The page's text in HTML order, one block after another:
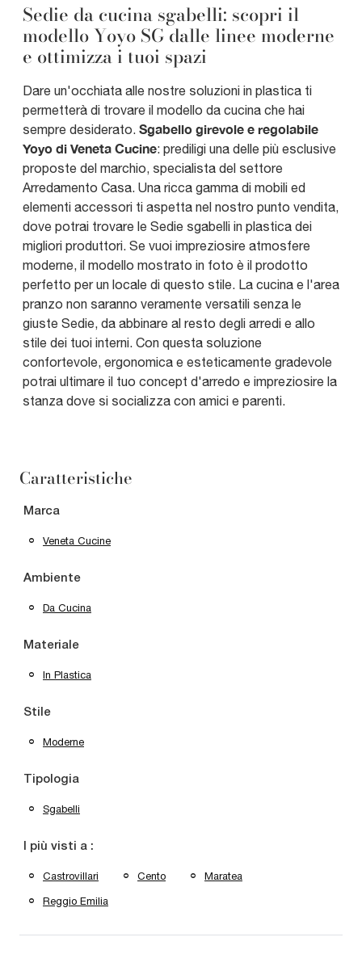
Sedie da cucina sgabelli: scopri il
modello Yoyo SG dalle linee moderne
e ottimizza i tuoi spazi
Dare un'occhiata alle nostre soluzioni in plastica ti
permetterà di trovare il modello da cucina che hai
sempre desiderato. Sgabello girevole e regolabile
Yoyo di Veneta Cucine: prediligi una delle più esclusive
proposte del marchio, specialista del settore
Arredamento Casa. Una ricca gamma di mobili ed
elementi accessori ti aspetta nel nostro punto vendita,
dove potrai trovare le Sedie sgabelli in plastica dei
migliori produttori. Se vuoi impreziosire atmosfere
moderne, il modello mostrato in foto è il prodotto
perfetto per un locale di questo stile. La cucina e l'area
pranzo non saranno veramente versatili senza le
giuste Sedie, da abbinare al resto degli arredi e allo
stile dei tuoi interni. Con questa soluzione
confortevole, ergonomica e esteticamente gradevole
potrai ultimare il tuo concept d'arredo e impreziosire la
stanza dove si socializza con amici e parenti.
Caratteristiche
Marca
Veneta Cucine
Ambiente
Da Cucina
Materiale
In Plastica
Stile
Moderne
Tipologia
Sgabelli
I più visti a :
Castrovillari Cento Maratea
Reggio Emilia